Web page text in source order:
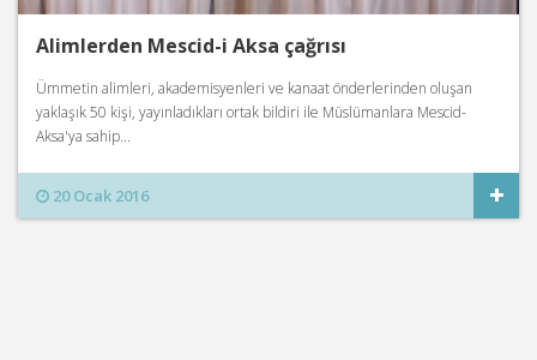
Alimlerden Mescid-i Aksa çağrısı
Ümmetin alimleri, akademisyenleri ve kanaat önderlerinden oluşan
yaklaşık 50 kişi, yayınladıkları ortak bildiri ile Müslümanlara Mescid-
Aksa'ya sahip...
20 Ocak 2016